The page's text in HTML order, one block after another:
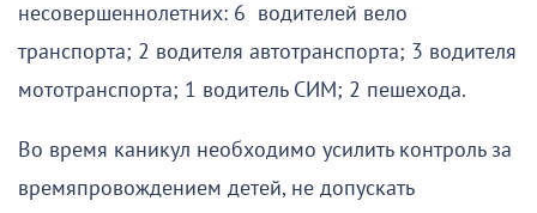
несовершеннолетних: 6 водителей вело
транспорта; 2 водителя автотранспорта; 3 водителя
мототранспорта; 1 водитель СИМ; 2 пешехода.
Во время каникул необходимо усилить контроль за
времяпровождением детей, не допускать